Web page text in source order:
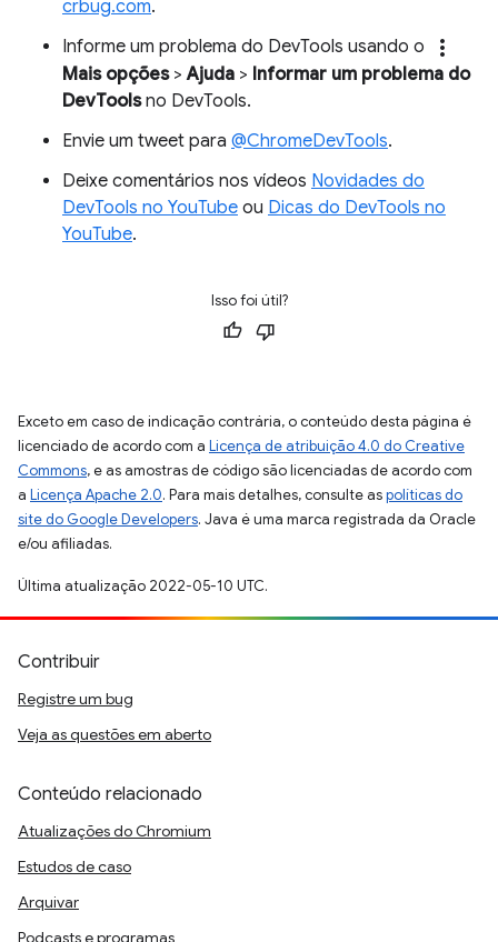
crbug.com.
Informe um problema do DevTools usando o
more_vert
Mais opções>Ajuda > Informar um problema do
DevToolsno DevTools.
Envie um tweet para @ChromeDevTools.
Deixe comentários nos vídeos Novidades do
DevTools no YouTube ou Dicas do DevTools no
YouTube.
Isso foi útil?
Exceto em caso de indicação contrária, o conteúdo desta página é
licenciado de acordo com a Licença de atribuição 4.0 do Creative
Commons, e as amostras de código são licenciadas de acordo com
a Licença Apache 2.0. Para mais detalhes, consulte aspolíticas do
site do Google Developers. Java é uma marca registrada da Oracle
e/ou afiliadas.
Última atualização 2022-05-10 UTC.
Contribuir
Registre um bug
Veja as questões em aberto
Conteúdo relacionado
Atualizações do Chromium
Estudos de caso
Arquivar
Podcasts e programas